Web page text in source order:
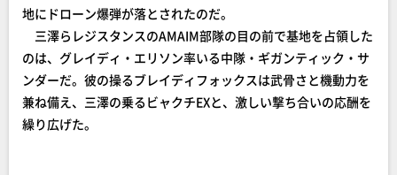
地にドローン爆弾が落とされたのだ。
三澤らレジスタンスのAMAIM部隊の目の前で基地を占領した
のは、グレイディ・エリソン率いる中隊・ギガンティック・サ
ンダーだ。彼の操るブレイディフォックスは武骨さと機動力を
兼ね備え、三澤の乗るビャクチEXと、激しい撃ち合いの応酬を
繰り広げた。